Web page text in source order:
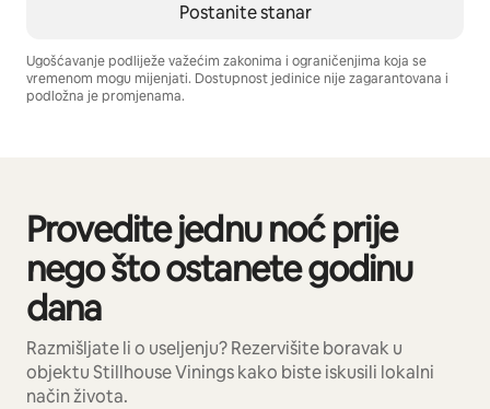
Postanite stanar
Ugošćavanje podliježe važećim zakonima i ograničenjima koja se
vremenom mogu mijenjati. Dostupnost jedinice nije zagarantovana i
podložna je promjenama.
Provedite jednu noć prije
nego što ostanete godinu
dana
Razmišljate li o useljenju? Rezervišite boravak u
objektu Stillhouse Vinings kako biste iskusili lokalni
način života.
Prikazano 0 od 0 stavki